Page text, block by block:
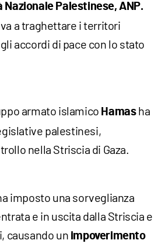
Palestinese, ANP.
a traghettare i territori
accordi di pace con lo stato
armato islamico Hamasha
palestinesi,
nella Striscia di Gaza.
imposto una sorveglianza
e in uscita dalla Striscia e
causando un impoverimento